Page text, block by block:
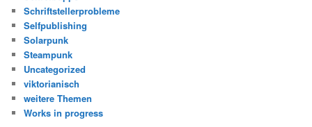
Schriftstellerprobleme
Selfpublishing
Solarpunk
Steampunk
Uncategorized
viktorianisch
weitere Themen
Works in progress